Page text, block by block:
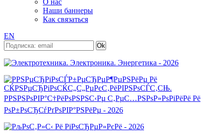
О нас
Наши баннеры
Как связаться
EN